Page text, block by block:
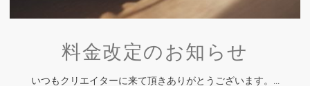
料金改定のお知らせ
いつもクリエイターに来て頂きありがとうございます。...